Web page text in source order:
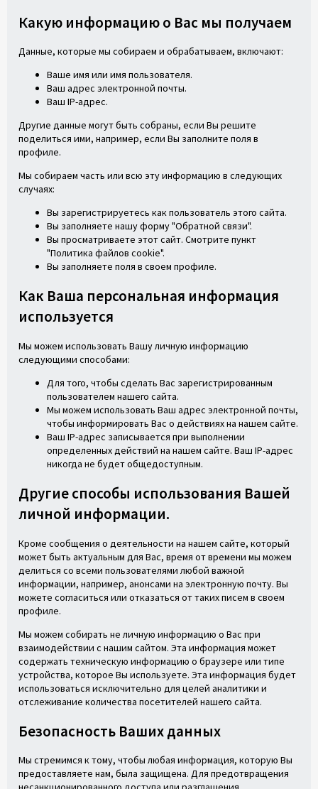
Какую информацию о Вас мы получаем
Данные, которые мы собираем и обрабатываем, включают:
Ваше имя или имя пользователя.
Ваш адрес электронной почты.
Ваш IP-адрес.
Другие данные могут быть собраны, если Вы решите
поделиться ими, например, если Вы заполните поля в
профиле.
Мы собираем часть или всю эту информацию в следующих
случаях:
Вы зарегистрируетесь как пользователь этого сайта.
Вы заполняете нашу форму "Обратной связи".
Вы просматриваете этот сайт. Смотрите пункт
"Политика файлов cookie".
Вы заполняете поля в своем профиле.
Как Ваша персональная информация
используется
Мы можем использовать Вашу личную информацию
следующими способами:
Для того, чтобы сделать Вас зарегистрированным
пользователем нашего сайта.
Мы можем использовать Ваш адрес электронной почты,
чтобы информировать Вас о действиях на нашем сайте.
Ваш IP-адрес записывается при выполнении
определенных действий на нашем сайте. Ваш IP-адрес
никогда не будет общедоступным.
Другие способы использования Вашей
личной информации.
Кроме сообщения о деятельности на нашем сайте, который
может быть актуальным для Вас, время от времени мы можем
делиться со всеми пользователями любой важной
информации, например, анонсами на электронную почту. Вы
можете согласиться или отказаться от таких писем в своем
профиле.
Мы можем собирать не личную информацию о Вас при
взаимодействии с нашим сайтом. Эта информация может
содержать техническую информацию о браузере или типе
устройства, которое Вы используете. Эта информация будет
использоваться исключительно для целей аналитики и
отслеживание количества посетителей нашего сайта.
Безопасность Ваших данных
Мы стремимся к тому, чтобы любая информация, которую Вы
предоставляете нам, была защищена. Для предотвращения